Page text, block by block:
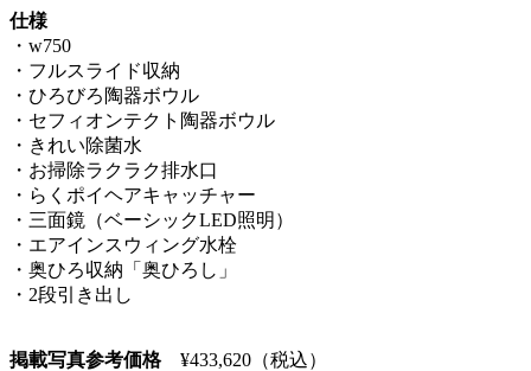
仕様
・w750
・フルスライド収納
・ひろびろ陶器ボウル
・セフィオンテクト陶器ボウル
・きれい除菌水
・お掃除ラクラク排水口
・らくポイヘアキャッチャー
・三面鏡（ベーシックLED照明）
・エアインスウィング水栓
・奥ひろ収納「奥ひろし」
・2段引き出し
掲載写真参考価格¥433,620（税込）